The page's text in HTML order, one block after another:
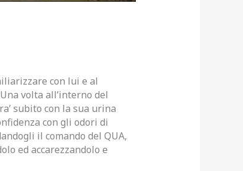
con lui e al
volta all’interno del
subito con la sua urina
con gli odori di
il comando del QUA,
ed accarezzandolo e